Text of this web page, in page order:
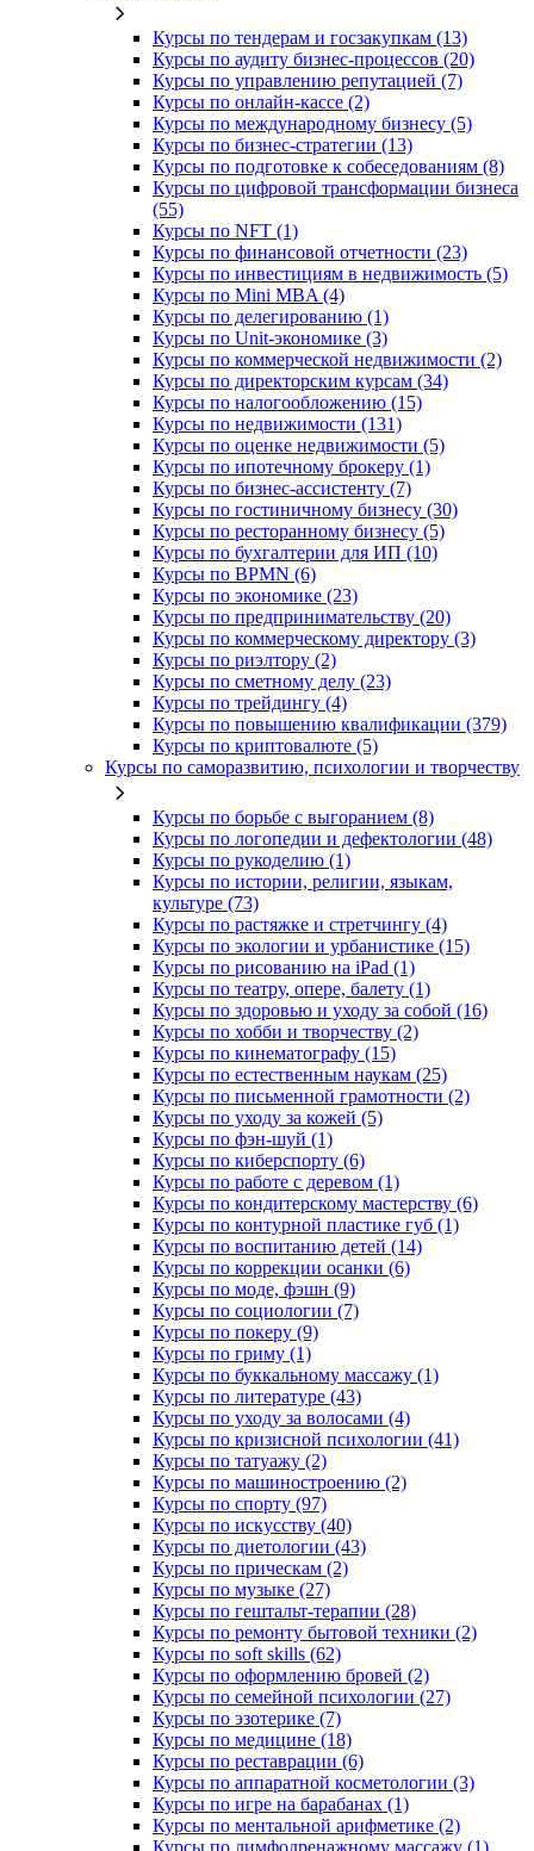
Курсы по тендерам и госзакупкам (13)
Курсы по аудиту бизнес-процессов (20)
Курсы по управлению репутацией (7)
Курсы по онлайн-кассе (2)
Курсы по международному бизнесу (5)
Курсы по бизнес-стратегии (13)
Курсы по подготовке к собеседованиям (8)
Курсы по цифровой трансформации бизнеса
(55)
Курсы по NFT (1)
Курсы по финансовой отчетности (23)
Курсы по инвестициям в недвижимость (5)
Курсы по Mini MBA (4)
Курсы по делегированию (1)
Курсы по Unit-экономике (3)
Курсы по коммерческой недвижимости (2)
Курсы по директорским курсам (34)
Курсы по налогообложению (15)
Курсы по недвижимости (131)
Курсы по оценке недвижимости (5)
Курсы по ипотечному брокеру (1)
Курсы по бизнес-ассистенту (7)
Курсы по гостиничному бизнесу (30)
Курсы по ресторанному бизнесу (5)
Курсы по бухгалтерии для ИП (10)
Курсы по BPMN (6)
Курсы по экономике (23)
Курсы по предпринимательству (20)
Курсы по коммерческому директору (3)
Курсы по риэлтору (2)
Курсы по сметному делу (23)
Курсы по трейдингу (4)
Курсы по повышению квалификации (379)
Курсы по криптовалюте (5)
Курсы по саморазвитию, психологии и творчеству
Курсы по борьбе с выгоранием (8)
Курсы по логопедии и дефектологии (48)
Курсы по рукоделию (1)
Курсы по истории, религии, языкам,
культуре (73)
Курсы по растяжке и стретчингу (4)
Курсы по экологии и урбанистике (15)
Курсы по рисованию на iPad (1)
Курсы по театру, опере, балету (1)
Курсы по здоровью и уходу за собой (16)
Курсы по хобби и творчеству (2)
Курсы по кинематографу (15)
Курсы по естественным наукам (25)
Курсы по письменной грамотности (2)
Курсы по уходу за кожей (5)
Курсы по фэн-шуй (1)
Курсы по киберспорту (6)
Курсы по работе с деревом (1)
Курсы по кондитерскому мастерству (6)
Курсы по контурной пластике губ (1)
Курсы по воспитанию детей (14)
Курсы по коррекции осанки (6)
Курсы по моде, фэшн (9)
Курсы по социологии (7)
Курсы по покеру (9)
Курсы по гриму (1)
Курсы по буккальному массажу (1)
Курсы по литературе (43)
Курсы по уходу за волосами (4)
Курсы по кризисной психологии (41)
Курсы по татуажу (2)
Курсы по машиностроению (2)
Курсы по спорту (97)
Курсы по искусству (40)
Курсы по диетологии (43)
Курсы по прическам (2)
Курсы по музыке (27)
Курсы по гештальт-терапии (28)
Курсы по ремонту бытовой техники (2)
Курсы по soft skills (62)
Курсы по оформлению бровей (2)
Курсы по семейной психологии (27)
Курсы по эзотерике (7)
Курсы по медицине (18)
Курсы по реставрации (6)
Курсы по аппаратной косметологии (3)
Курсы по игре на барабанах (1)
Курсы по ментальной арифметике (2)